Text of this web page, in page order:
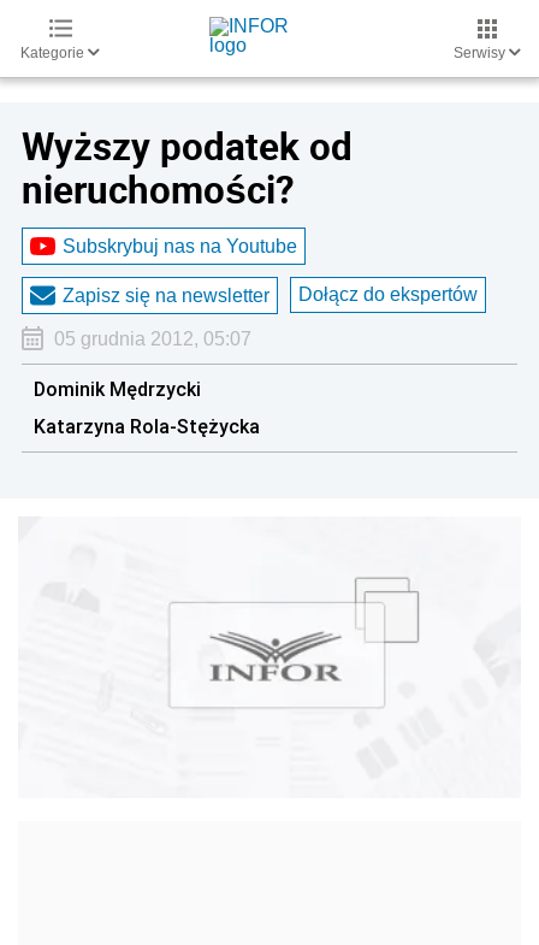
Kategorie Serwisy
Wyższy podatek od
nieruchomości?
Subskrybuj nas na Youtube
Zapisz się na newsletter Dołącz do ekspertów
05 grudnia 2012, 05:07
Dominik Mędrzycki
Katarzyna Rola-Stężycka